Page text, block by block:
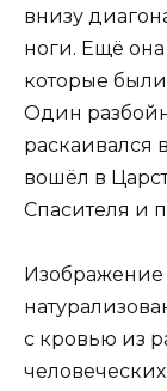
внизу
ноги. Ещё она
которые
Один
раскаивался
вошёл в
Спасителя и
Изображение
с кровью из